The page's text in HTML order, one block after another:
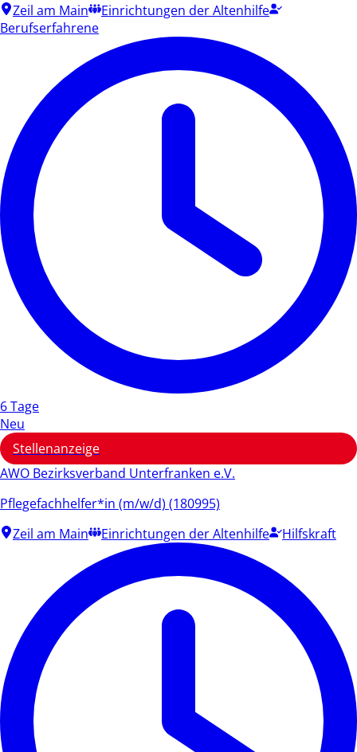
Zeil am Main
Einrichtungen der Altenhilfe
Berufserfahrene
6 Tage
Neu
Stellenanzeige
AWO Bezirksverband Unterfranken e.V.
Pflegefachhelfer*in (m/w/d) (180995)
Zeil am Main
Einrichtungen der Altenhilfe Hilfskraft